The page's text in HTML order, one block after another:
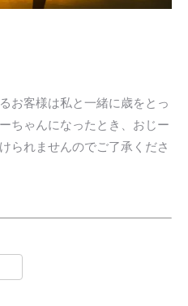
お客様は私と一緒に歳をとっ
ちゃんになったとき、おじー
られませんのでご了承くださ